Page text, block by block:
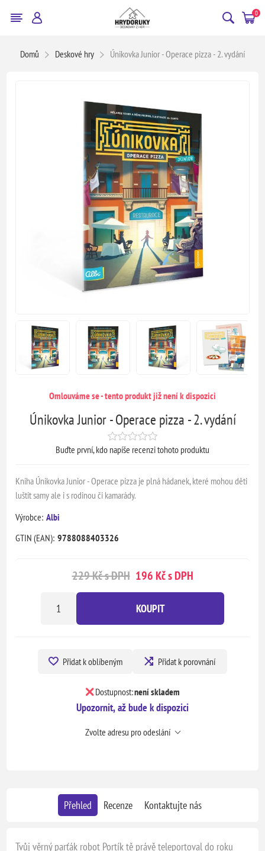
0
Domů Deskové hry Únikovka Junior - Operace pizza - 2. vydání
Omlouváme se - tento produkt již není k dispozici
Únikovka Junior - Operace pizza - 2. vydání
Buďte první, kdo napíše recenzi tohoto produktu
Kniha Únikovka Junior - Operace pizza je plná hádanek, které mohou děti
luštit samy ale i s rodinou či kamarády.
Výrobce: Albi
GTIN (EAN): 9788088403326
229 Kč s DPH 196 Kč s DPH
KOUPIT
Přidat k oblíbeným Přidat k porovnání
Dostupnost:není skladem
Upozornit, až bude k dispozici
Zvolte adresu pro odeslání
Přehled Recenze Kontaktujte nás
Tvůj věrný parťák robot Portík tě právě teleportoval do roku